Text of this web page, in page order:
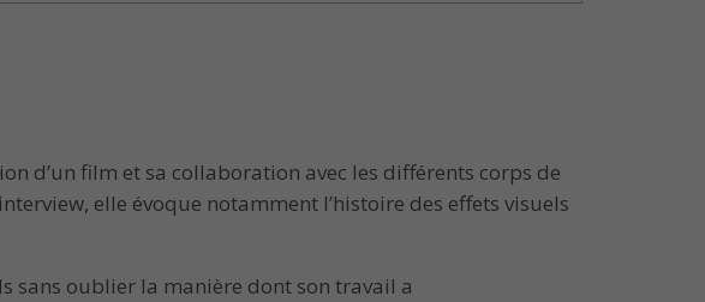
d’un film et sa collaboration avec les différents corps de
elle évoque notamment l’histoire des effets visuels
sans oublier la manière dont son travail a